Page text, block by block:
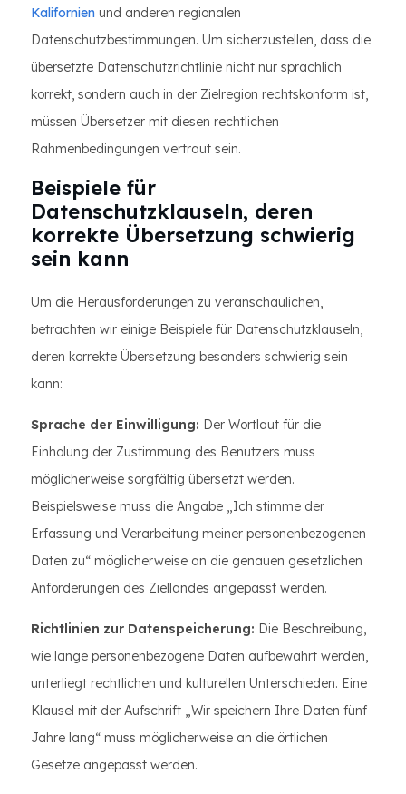
Kalifornien und anderen regionalen
Datenschutzbestimmungen. Um sicherzustellen, dass die
übersetzte Datenschutzrichtlinie nicht nur sprachlich
korrekt, sondern auch in der Zielregion rechtskonform ist,
müssen Übersetzer mit diesen rechtlichen
Rahmenbedingungen vertraut sein.
Beispiele für
Datenschutzklauseln, deren
korrekte Übersetzung schwierig
sein kann
Um die Herausforderungen zu veranschaulichen,
betrachten wir einige Beispiele für Datenschutzklauseln,
deren korrekte Übersetzung besonders schwierig sein
kann:
Sprache der Einwilligung: Der Wortlaut für die
Einholung der Zustimmung des Benutzers muss
möglicherweise sorgfältig übersetzt werden.
Beispielsweise muss die Angabe „Ich stimme der
Erfassung und Verarbeitung meiner personenbezogenen
Daten zu“ möglicherweise an die genauen gesetzlichen
Anforderungen des Ziellandes angepasst werden.
Richtlinien zur Datenspeicherung: Die Beschreibung,
wie lange personenbezogene Daten aufbewahrt werden,
unterliegt rechtlichen und kulturellen Unterschieden. Eine
Klausel mit der Aufschrift „Wir speichern Ihre Daten fünf
Jahre lang“ muss möglicherweise an die örtlichen
Gesetze angepasst werden.